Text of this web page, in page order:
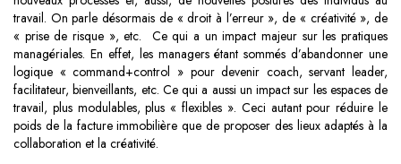
travail. On parle désormais de « droit à l’erreur », de « créativité », de
« prise de risque », etc. Ce qui a un impact majeur sur les pratiques
managériales. En effet, les managers étant sommés d’abandonner une
logique « command+control » pour devenir coach, servant leader,
facilitateur, bienveillants, etc. Ce qui a aussi un impact sur les espaces de
travail, plus modulables, plus « flexibles ». Ceci autant pour réduire le
poids de la facture immobilière que de proposer des lieux adaptés à la
collaboration et la créativité.